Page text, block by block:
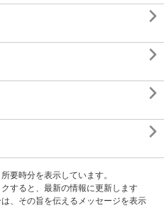




要時分を表示しています。
すると、最新の情報に更新します
、その旨を伝えるメッセージを表示